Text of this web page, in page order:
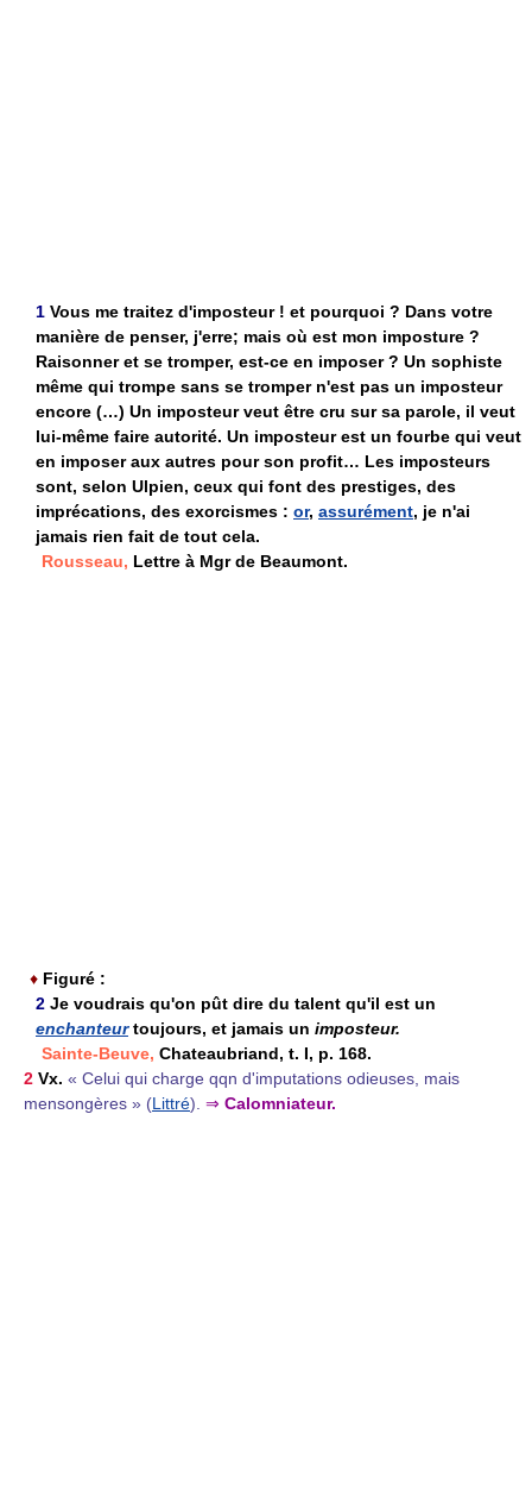
1 Vous me traitez d'imposteur ! et pourquoi ? Dans votre
manière de penser, j'erre; mais où est mon imposture ?
Raisonner et se tromper, est-ce en imposer ? Un sophiste
même qui trompe sans se tromper n'est pas un imposteur
encore (…) Un imposteur veut être cru sur sa parole, il veut
lui-même faire autorité. Un imposteur est un fourbe qui veut
en imposer aux autres pour son profit… Les imposteurs
sont, selon Ulpien, ceux qui font des prestiges, des
imprécations, des exorcismes : or, assurément, je n'ai
jamais rien fait de tout cela.
Rousseau, Lettre à Mgr de Beaumont.
♦ Figuré :
2 Je voudrais qu'on pût dire du talent qu'il est un
enchanteurtoujours, et jamais un imposteur.
Sainte-Beuve, Chateaubriand, t. I, p. 168.
2 Vx. « Celui qui charge qqn d'imputations odieuses, mais
mensongères » (Littré). ⇒ Calomniateur.